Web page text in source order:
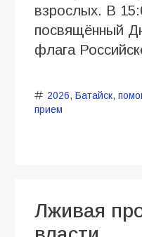
взрослых. В
посвящённый
флага
2026, Батайск,
прием
Лживая